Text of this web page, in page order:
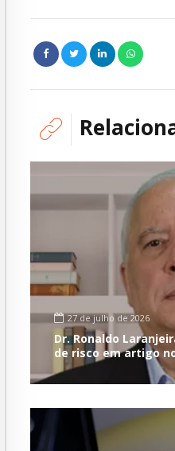
27 de julho de 2026
Dr. Ronaldo
de risco em artigo